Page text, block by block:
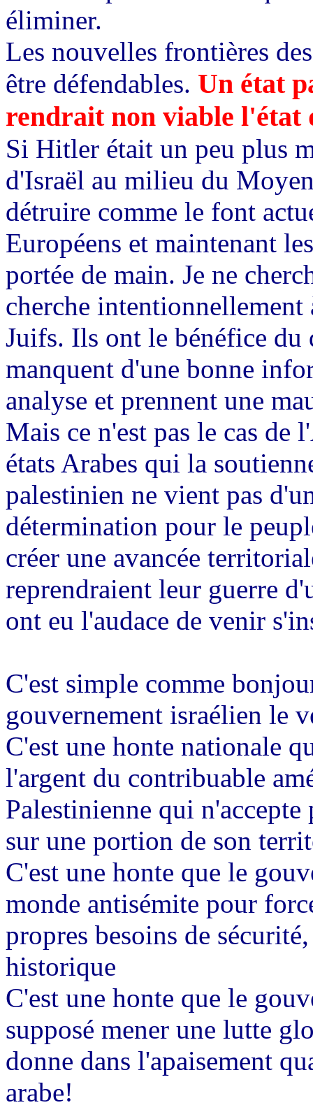
éliminer.
Les nouvelles frontières
être défendables. Un état
rendrait non viable l'état
Si Hitler était un peu plus
d'Israël au milieu du
détruire comme le font
Européens et maintenant
portée de main. Je ne
cherche
Juifs. Ils ont le bénéfice du
manquent d'une bonne
analyse et prennent une
Mais ce n'est pas le cas de
états Arabes qui la
palestinien ne vient pas
détermination pour le
créer une avancée
reprendraient leur guerre
ont eu l'audace de venir
C'est simple comme
gouvernement israélien le
C'est une honte nationale
l'argent du contribuable
Palestinienne qui
sur une portion de son
C'est une honte que le
monde antisémite pour
propres besoins de
historique
C'est une honte que le
supposé mener une lutte
donne dans l'apaisement
arabe!